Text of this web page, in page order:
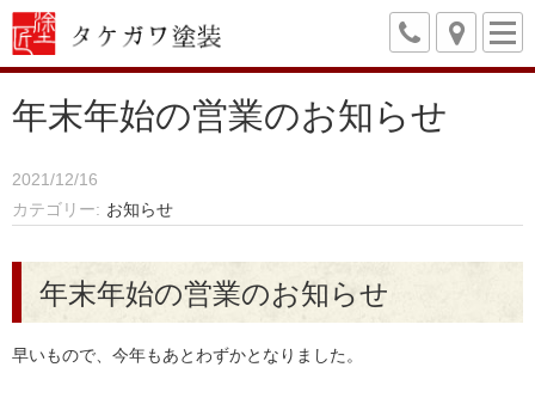
年末年始の営業のお知らせ
2021/12/16
カテゴリー
お知らせ
年末年始の営業のお知らせ
早いもので、今年もあとわずかとなりました。